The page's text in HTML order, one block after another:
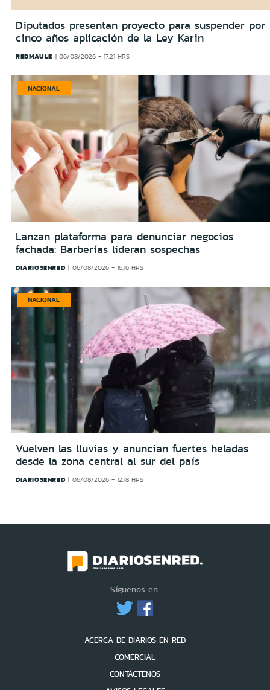
Diputados presentan proyecto para suspender por
cinco años aplicación de la Ley Karin
REDMAULE 06/08/2026 - 17:21 HRS
NACIONAL
Lanzan plataforma para denunciar negocios
fachada: Barberías lideran sospechas
DIARIOSENRED 06/08/2026 - 16:16 HRS
NACIONAL
Vuelven las lluvias y anuncian fuertes heladas
desde la zona central al sur del país
DIARIOSENRED 06/08/2026 - 12:18 HRS
Síguenos en:
ACERCA DE DIARIOS EN RED
COMERCIAL
CONTÁCTENOS